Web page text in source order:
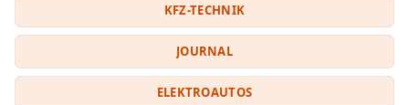
KFZ-TECHNIK
JOURNAL
ELEKTROAUTOS